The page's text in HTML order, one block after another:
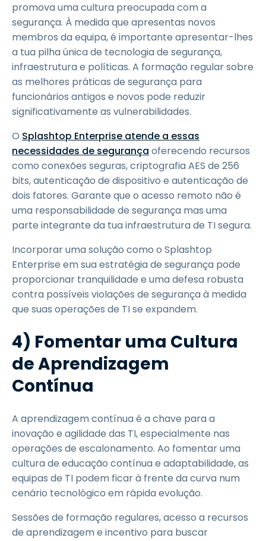
promova uma cultura preocupada com a
segurança. À medida que apresentas novos
membros da equipa, é importante apresentar-lhes
a tua pilha única de tecnologia de segurança,
infraestrutura e políticas. A formação regular sobre
as melhores práticas de segurança para
funcionários antigos e novos pode reduzir
significativamente as vulnerabilidades.
O Splashtop Enterprise atende a essas
necessidades de segurança oferecendo recursos
como conexões seguras, criptografia AES de 256
bits, autenticação de dispositivo e autenticação de
dois fatores. Garante que o acesso remoto não é
uma responsabilidade de segurança mas uma
parte integrante da tua infraestrutura de TI segura.
Incorporar uma solução como o Splashtop
Enterprise em sua estratégia de segurança pode
proporcionar tranquilidade e uma defesa robusta
contra possíveis violações de segurança à medida
que suas operações de TI se expandem.
4) Fomentar uma Cultura
de Aprendizagem
Contínua
A aprendizagem contínua é a chave para a
inovação e agilidade das TI, especialmente nas
operações de escalonamento. Ao fomentar uma
cultura de educação contínua e adaptabilidade, as
equipas de TI podem ficar à frente da curva num
cenário tecnológico em rápida evolução.
Sessões de formação regulares, acesso a recursos
de aprendizagem e incentivo para buscar